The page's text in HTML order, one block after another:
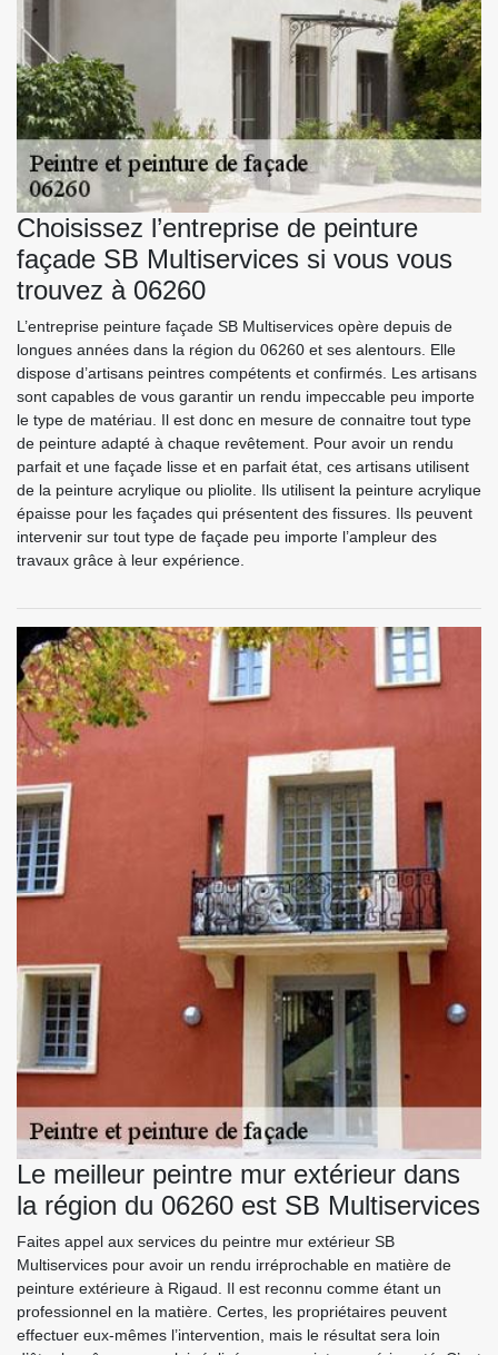
Choisissez l’entreprise de peinture
façade SB Multiservices si vous vous
trouvez à 06260
L’entreprise peinture façade SB Multiservices opère depuis de
longues années dans la région du 06260 et ses alentours. Elle
dispose d’artisans peintres compétents et confirmés. Les artisans
sont capables de vous garantir un rendu impeccable peu importe
le type de matériau. Il est donc en mesure de connaitre tout type
de peinture adapté à chaque revêtement. Pour avoir un rendu
parfait et une façade lisse et en parfait état, ces artisans utilisent
de la peinture acrylique ou pliolite. Ils utilisent la peinture acrylique
épaisse pour les façades qui présentent des fissures. Ils peuvent
intervenir sur tout type de façade peu importe l’ampleur des
travaux grâce à leur expérience.
Le meilleur peintre mur extérieur dans
la région du 06260 est SB Multiservices
Faites appel aux services du peintre mur extérieur SB
Multiservices pour avoir un rendu irréprochable en matière de
peinture extérieure à Rigaud. Il est reconnu comme étant un
professionnel en la matière. Certes, les propriétaires peuvent
effectuer eux-mêmes l’intervention, mais le résultat sera loin